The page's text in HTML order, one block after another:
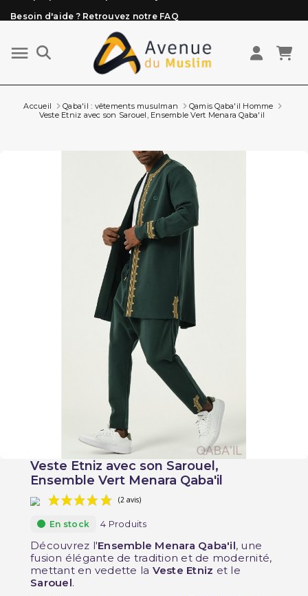
Besoin d'aide ? Retrouvez notre FAQ
Livraison offerte à partir de 89€ d'achat*
Les Commandes passées avant 15h (lun au Vend)
sont préparées et expédiées le jour même
Accueil Qaba'il : vêtements musulman
Qamis Qaba'il Homme
Veste Etniz avec son Sarouel, Ensemble Vert Menara Qaba'il
Veste Etniz avec son Sarouel,
Ensemble Vert Menara Qaba'il
En stock 4 Produits
Découvrez l'Ensemble Menara Qaba'il, une
fusion élégante de tradition et de modernité,
mettant en vedette la Veste Etniz et le
Sarouel.